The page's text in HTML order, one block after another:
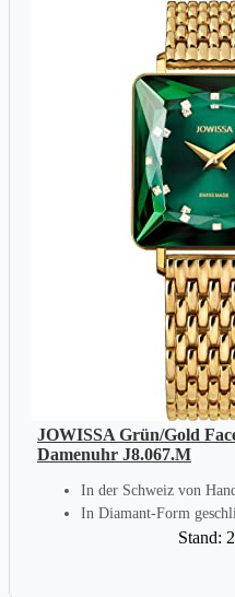
JOWISSA Grün/Gold
Damenuhr J8.067.M
In der Schweiz von
In Diamant-Form
Stand: